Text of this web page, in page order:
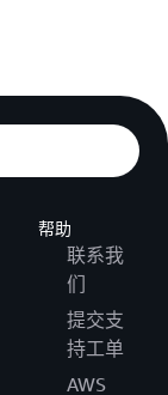
帮助
联系我
们
提交支
持工单
AWS